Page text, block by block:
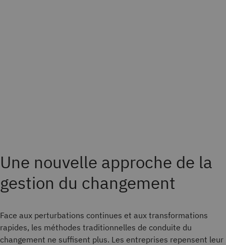
Une nouvelle approche de la
gestion du changement
Face aux perturbations continues et aux transformations
rapides, les méthodes traditionnelles de conduite du
changement ne suffisent plus. Les entreprises repensent leur